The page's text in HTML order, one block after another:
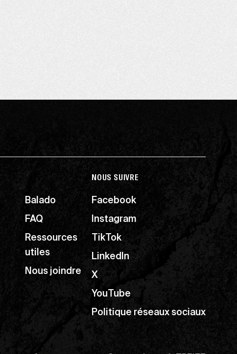
Balado
FAQ
Ressources
utiles
Nous joindre
NOUS SUIVRE
Facebook
Instagram
TikTok
LinkedIn
X
YouTube
Politique réseaux sociaux